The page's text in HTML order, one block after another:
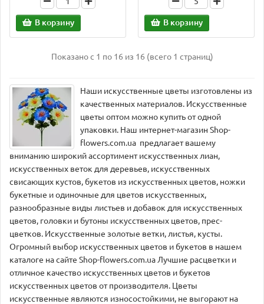
В корзину В корзину
Показано с 1 по 16 из 16 (всего 1 страниц)
Наши искусственные цветы изготовлены из
качественных материалов. Искусственные
цветы оптом можно купить от одной
упаковки. Наш интернет-магазин Shop-
flowers.com.ua предлагает вашему
вниманию широкий ассортимент искусственных лиан,
искусственных веток для деревьев, искусственных
свисающих кустов, букетов из искусственных цветов, ножки
букетные и одиночные для цветов искусственных,
разнообразные виды листьев и добавок для искусственных
цветов, головки и бутоны искусственных цветов, прес-
цветков. Искусственные золотые ветки, листья, кусты.
Огромный выбор искусственных цветов и букетов в нашем
каталоге на сайте Shop-flowers.com.ua Лучшие расцветки и
отличное качество искусственных цветов и букетов
искусственных цветов от производителя. Цветы
искусственные являются износостойкими, не выгорают на